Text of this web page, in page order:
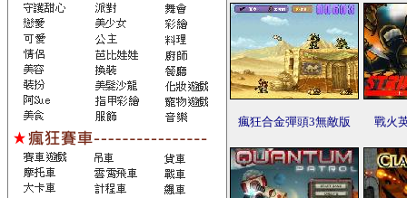
瘋狂合金彈頭3無敵版 戰火